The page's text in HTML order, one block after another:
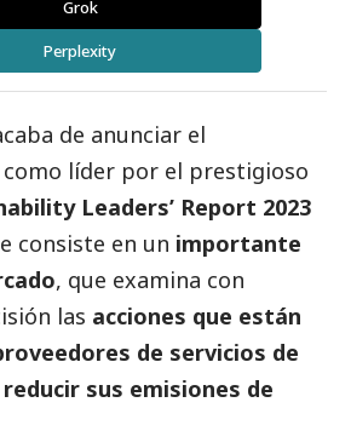
Grok
Perplexity
de anunciar el
líder por el prestigioso
Leaders’ Report 2023
consiste en un importante
, que examina con
las acciones que están
de servicios de
sus emisiones de